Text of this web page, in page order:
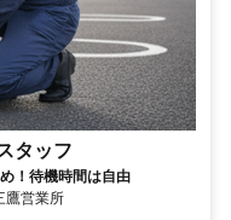
タッフ
！待機時間は自由
鷹営業所